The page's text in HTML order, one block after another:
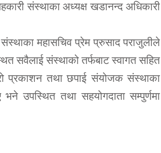
संस्थाका अध्यक्ष खडानन्द अधिकारी
महासचिव प्रेम प्रुसाद पराजुलीले
सवैलाई संस्थाको तर्फबाट स्वागत सहित
प्रकाशन तथा छपाई संयोजक संस्थाका
भने उपस्थित तथा सहयोगदाता सम्पुर्णमा